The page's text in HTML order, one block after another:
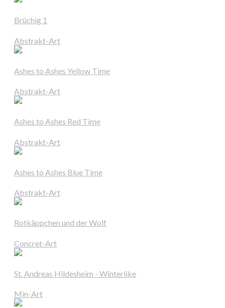
Brüchig 1
Abstrakt-Art
Ashes to Ashes Yellow Time
Abstrakt-Art
Ashes to Ashes Red Time
Abstrakt-Art
Ashes to Ashes Blue Time
Abstrakt-Art
Rotkäppchen und der Wolf
Concret-Art
St. Andreas Hildesheim - Winterlike
Min-Art